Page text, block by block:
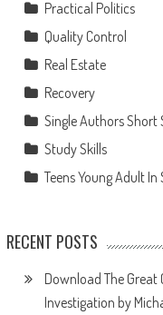
Practical Politics
Quality Control
Real Estate
Recovery
Single Authors Short
Study Skills
Teens Young Adult In
RECENT POSTS
Download The
Investigation by